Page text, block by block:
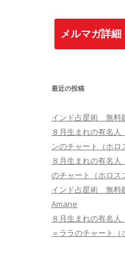
メルマガ詳
最近の投稿
インド占星術 無料
８月生まれの有名
ンのチャート（ホロ
８月生まれの有名
のチャート（ホロス
インド占星術 無料
Amane
８月生まれの有名
＝ララのチャート（